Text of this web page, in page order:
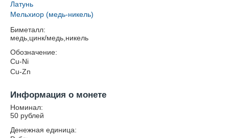
Латунь
Мельхиор (медь-никель)
Биметалл:
медь,цинк/медь,никель
Обозначение:
Cu-Ni
Cu-Zn
Информация о монете
Номинал:
50 рублей
Денежная единица: